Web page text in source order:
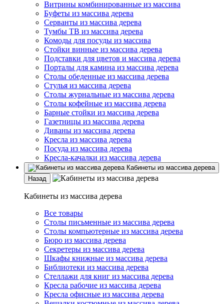
Витрины комбинированные из массива
Буфеты из массива дерева
Серванты из массива дерева
Тумбы ТВ из массива дерева
Комоды для посуды из массива
Стойки винные из массива дерева
Подставки для цветов и массива дерева
Порталы для камина из массива дерева
Столы обеденные из массива дерева
Стулья из массива дерева
Столы журнальные из массива дерева
Столы кофейные из массива дерева
Барные стойки из массива дерева
Газетницы из массива дерева
Диваны из массива дерева
Кресла из массива дерева
Посуда из массива дерева
Кресла-качалки из массива дерева
Кабинеты из массива дерева
Назад
Кабинеты из массива дерева
Все товары
Столы письменные из массива дерева
Столы компьютерные из массива дерева
Бюро из массива дерева
Секретеры из массива дерева
Шкафы книжные из массива дерева
Библиотеки из массива дерева
Стеллажи для книг из массива дерева
Кресла рабочие из массива дерева
Кресла офисные из массива дерева